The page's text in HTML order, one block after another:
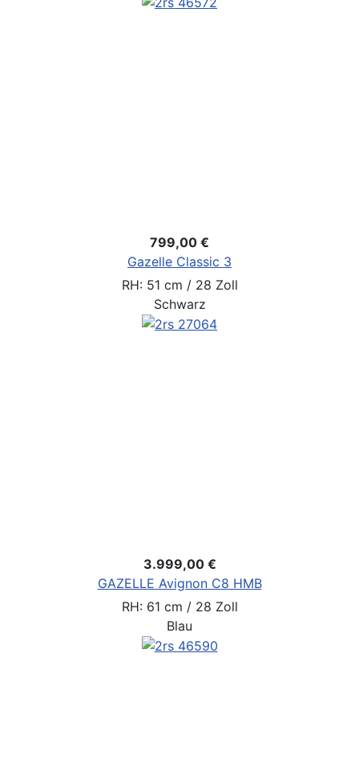
799,00 €
Gazelle Classic 3
RH: 51 cm / 28 Zoll
Schwarz
3.999,00 €
GAZELLE Avignon C8 HMB
RH: 61 cm / 28 Zoll
Blau